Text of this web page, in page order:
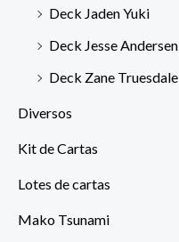
Deck Jaden Yuki
Deck Jesse Andersen
Deck Zane Truesdale
Diversos
Kit de Cartas
Lotes de cartas
Mako Tsunami